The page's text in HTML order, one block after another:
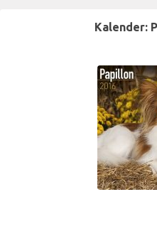
Kalender: